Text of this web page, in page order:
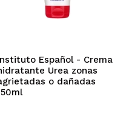
Español - Crema
Urea zonas
o dañadas